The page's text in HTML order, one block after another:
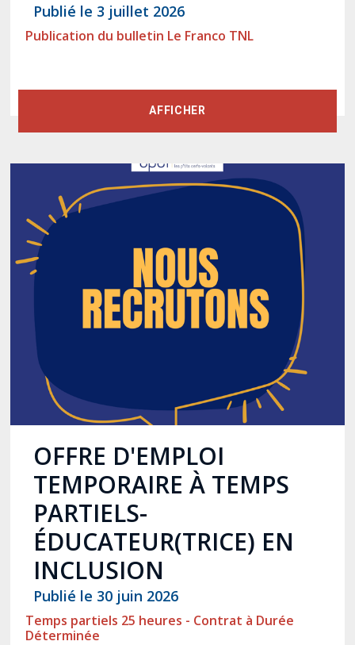
Publié le 3 juillet 2026
Publication du bulletin Le Franco TNL
AFFICHER
OFFRE D'EMPLOI
TEMPORAIRE À TEMPS
PARTIELS-
ÉDUCATEUR(TRICE) EN
INCLUSION
Publié le 30 juin 2026
Temps partiels 25 heures - Contrat à Durée
Déterminée